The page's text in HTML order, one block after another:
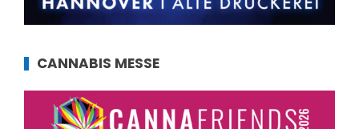
CANNABIS MESSE